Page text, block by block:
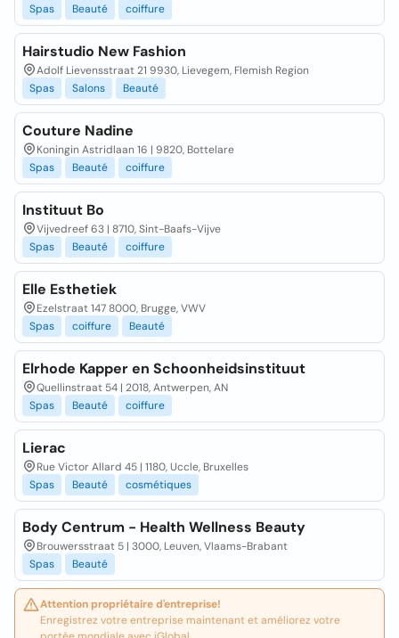
Spas
Beauté coiffure
Hairstudio New Fashion
Adolf Lievensstraat 21 9930, Lievegem, Flemish Region
Spas
Salons Beauté
Couture Nadine
Koningin Astridlaan 16 | 9820, Bottelare
Spas
Beauté coiffure
Instituut Bo
Vijvedreef 63 | 8710, Sint-Baafs-Vijve
Spas
Beauté coiffure
Elle Esthetiek
Ezelstraat 147 8000, Brugge, VWV
Spas
coiffure Beauté
Elrhode Kapper en Schoonheidsinstituut
Quellinstraat 54 | 2018, Antwerpen, AN
Spas
Beauté coiffure
Lierac
Rue Victor Allard 45 | 1180, Uccle, Bruxelles
Spas
Beauté cosmétiques
Body Centrum - Health Wellness Beauty
Brouwersstraat 5 | 3000, Leuven, Vlaams-Brabant
Spas
Beauté
Attention propriétaire d'entreprise!
Enregistrez votre entreprise maintenant et améliorez votre